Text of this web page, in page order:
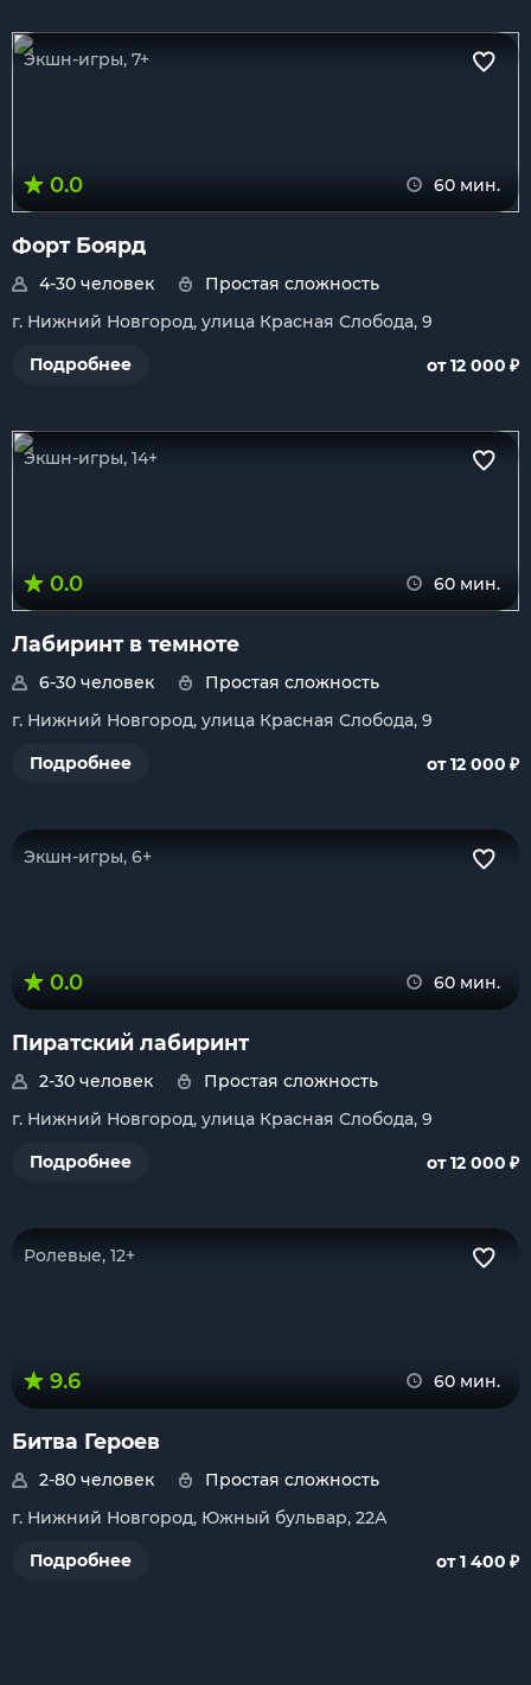
Экшн-игры, 7+
0.0 60 мин.
Форт Боярд
4-30 человек
Простая сложность
г. Нижний Новгород, улица Красная Слобода, 9
Подробнее
от 12 000 ₽
Экшн-игры, 14+
0.0 60 мин.
Лабиринт в темноте
6-30 человек
Простая сложность
г. Нижний Новгород, улица Красная Слобода, 9
Подробнее
от 12 000 ₽
Экшн-игры, 6+
0.0 60 мин.
Пиратский лабиринт
2-30 человек
Простая сложность
г. Нижний Новгород, улица Красная Слобода, 9
Подробнее
от 12 000 ₽
Ролевые, 12+
9.6 60 мин.
Битва Героев
2-80 человек
Простая сложность
г. Нижний Новгород, Южный бульвар, 22А
Подробнее
от 1 400 ₽